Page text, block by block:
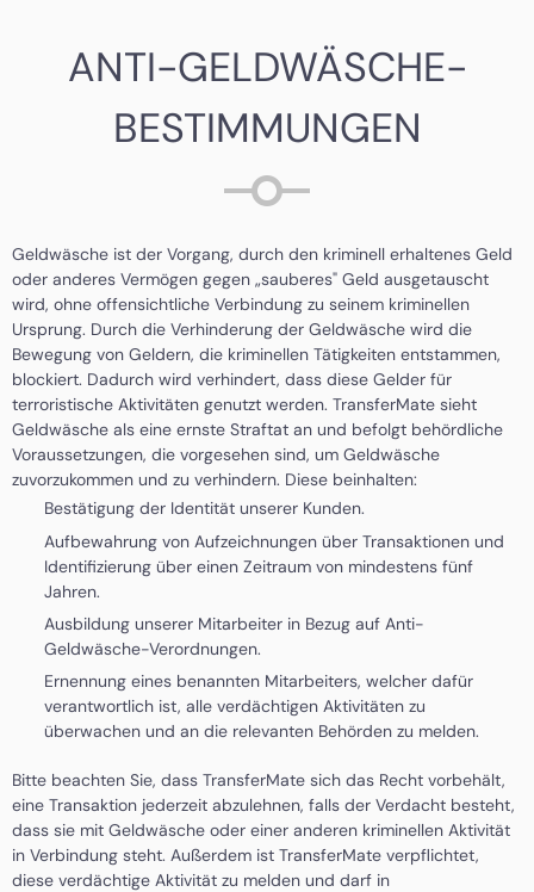
ANTI-GELDWÄSCHE-
BESTIMMUNGEN
Geldwäsche ist der Vorgang, durch den kriminell erhaltenes Geld
oder anderes Vermögen gegen „sauberes" Geld ausgetauscht
wird, ohne offensichtliche Verbindung zu seinem kriminellen
Ursprung. Durch die Verhinderung der Geldwäsche wird die
Bewegung von Geldern, die kriminellen Tätigkeiten entstammen,
blockiert. Dadurch wird verhindert, dass diese Gelder für
terroristische Aktivitäten genutzt werden. TransferMate sieht
Geldwäsche als eine ernste Straftat an und befolgt behördliche
Voraussetzungen, die vorgesehen sind, um Geldwäsche
zuvorzukommen und zu verhindern. Diese beinhalten:
Bestätigung der Identität unserer Kunden.
Aufbewahrung von Aufzeichnungen über Transaktionen und
Identifizierung über einen Zeitraum von mindestens fünf
Jahren.
Ausbildung unserer Mitarbeiter in Bezug auf Anti-
Geldwäsche-Verordnungen.
Ernennung eines benannten Mitarbeiters, welcher dafür
verantwortlich ist, alle verdächtigen Aktivitäten zu
überwachen und an die relevanten Behörden zu melden.
Bitte beachten Sie, dass TransferMate sich das Recht vorbehält,
eine Transaktion jederzeit abzulehnen, falls der Verdacht besteht,
dass sie mit Geldwäsche oder einer anderen kriminellen Aktivität
in Verbindung steht. Außerdem ist TransferMate verpflichtet,
diese verdächtige Aktivität zu melden und darf in